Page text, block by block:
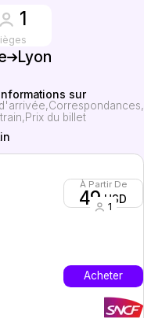
1
Lyon
sur
Correspondances
Prix du billet
À Partir De
49 USD
1
Acheter